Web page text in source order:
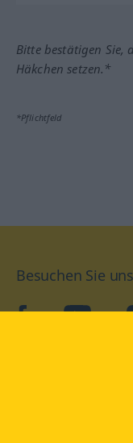
Bitte bestätigen Sie,
Häkchen setzen.*
*Pflichtfeld
Besuchen Sie
facebookYouTube